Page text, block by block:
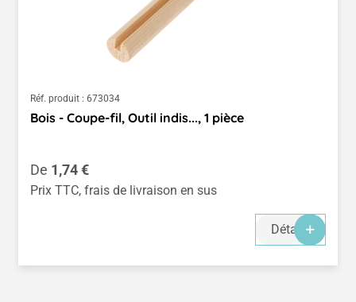
Réf. produit : 673034
Bois - Coupe-fil, Outil indis..., 1 pièce
Prix régulier :
De 1,74 €
Prix TTC, frais de livraison en sus
Détails